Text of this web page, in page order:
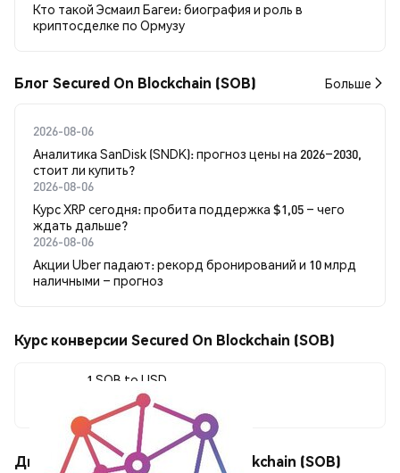
Кто такой Эсмаил Багеи: биография и роль в
криптосделке по Ормузу
Блог Secured On Blockchain (SOB) Больше
2026-08-06
Аналитика SanDisk (SNDK): прогноз цены на 2026–2030,
стоит ли купить?
2026-08-06
Курс XRP сегодня: пробита поддержка $1,05 – чего
ждать дальше?
2026-08-06
Акции Uber падают: рекорд бронирований и 10 млрд
наличными – прогноз
Курс конверсии Secured On Blockchain (SOB)
1 SOB to USD
$0.00765349
Движения цены Secured On Blockchain (SOB)